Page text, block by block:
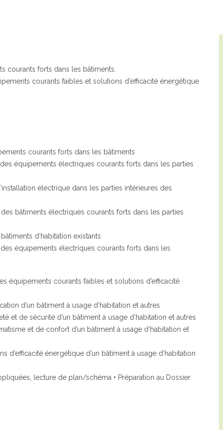
courants forts dans les bâtiments.
courants faibles et solutions d’efficacité énergétique
courants forts dans les bâtiments
des équipements électriques courants forts dans les parties
électrique dans les parties intérieures des
des bâtiments électriques courants forts dans les parties
d’habitation existants
des équipements électriques courants forts dans les
équipements courants faibles et solutions d’efficacité
d’un bâtiment à usage d’habitation et autres
et de sécurité d’un bâtiment à usage d’habitation et autres
et de confort d’un bâtiment à usage d’habitation et
d’efficacité énergétique d’un bâtiment à usage d’habitation
lecture de plan/schéma + Préparation au Dossier